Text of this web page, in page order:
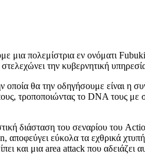
μια πολεμίστρια εν ονόματι
την κυβερνητική
θα την οδηγήσουμε είναι η
τροποποιώντας το DNA τους με
διάσταση του σεναρίου του
αποφεύγει εύκολα τα εχθρικά
και μια area attack που αδειάζει